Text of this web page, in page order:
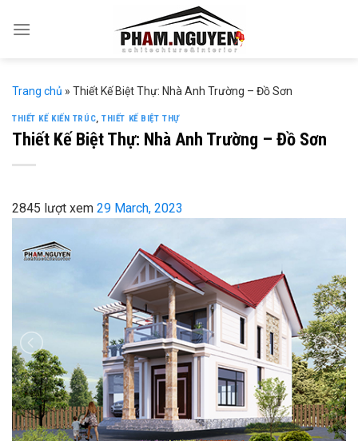
Trang chủ » Thiết Kế Biệt Thự: Nhà Anh Trường – Đồ Sơn
THIẾT KẾ KIẾN TRÚC,THIẾT KẾ BIỆT THỰ
Thiết Kế Biệt Thự: Nhà Anh Trường – Đồ Sơn
2845 lượt xem 29 March, 2023